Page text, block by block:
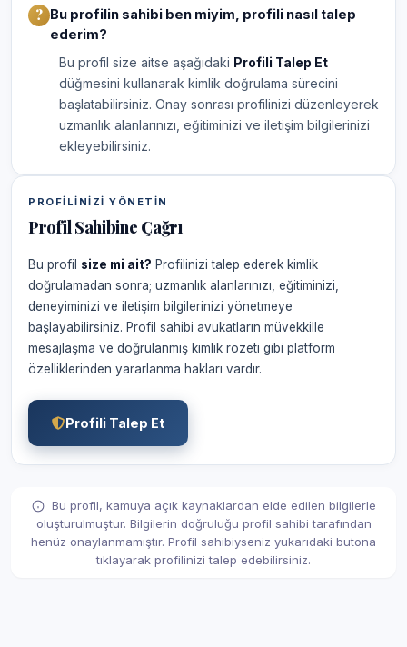
Bu profilin sahibi ben miyim, profili nasıl talep
ederim?
Bu profil size aitse aşağıdaki Profili Talep Et
düğmesini kullanarak kimlik doğrulama sürecini
başlatabilirsiniz. Onay sonrası profilinizi düzenleyerek
uzmanlık alanlarınızı, eğitiminizi ve iletişim bilgilerinizi
ekleyebilirsiniz.
PROFILINIZI YÖNETIN
Profil Sahibine Çağrı
Bu profil size mi ait? Profilinizi talep ederek kimlik
doğrulamadan sonra; uzmanlık alanlarınızı, eğitiminizi,
deneyiminizi ve iletişim bilgilerinizi yönetmeye
başlayabilirsiniz. Profil sahibi avukatların müvekkille
mesajlaşma ve doğrulanmış kimlik rozeti gibi platform
özelliklerinden yararlanma hakları vardır.
Profili Talep Et
Bu profil, kamuya açık kaynaklardan elde edilen bilgilerle
oluşturulmuştur. Bilgilerin doğruluğu profil sahibi tarafından
henüz onaylanmamıştır. Profil sahibiyseniz yukarıdaki butona
tıklayarak profilinizi talep edebilirsiniz.